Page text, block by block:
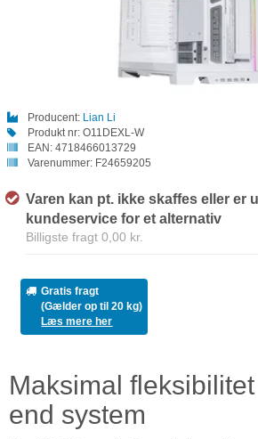
Producent: Lian Li
Produkt nr: O11DEXL-W
EAN: 4718466013729
Varenummer: F24659205
Varen kan pt. ikke skaffes eller er
kundeservice for et alternativ
Billigste fragt 0,00 kr.
Gratis fragt
(Gælder op til 20 kg)
Læs mere her
Maksimal
end system